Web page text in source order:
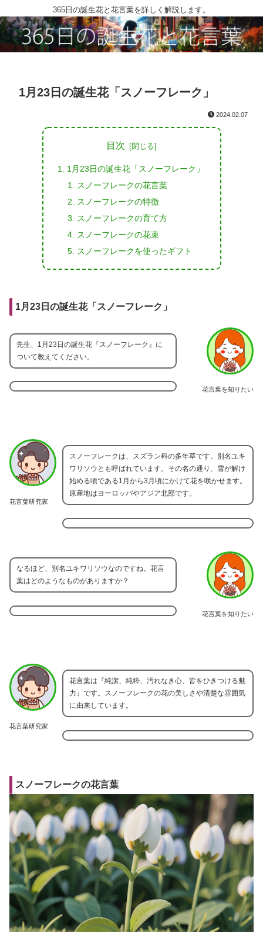
365日の誕生花と花言葉を詳しく解説します。
1月23日の誕生花「スノーフレーク」
2024.02.07
目次
1月23日の誕生花「スノーフレーク」
スノーフレークの花言葉
スノーフレークの特徴
スノーフレークの育て方
スノーフレークの花束
スノーフレークを使ったギフト
1月23日の誕生花「スノーフレーク」
花言葉を知りたい
先生、1月23日の誕生花『スノーフレーク』に
ついて教えてください。
花言葉研究家
スノーフレークは、スズラン科の多年草です。別名ユキ
ワリソウとも呼ばれています。その名の通り、雪が解け
始める頃である1月から3月頃にかけて花を咲かせます。
原産地はヨーロッパやアジア北部です。
花言葉を知りたい
なるほど、別名ユキワリソウなのですね。花言
葉はどのようなものがありますか？
花言葉研究家
花言葉は『純潔、純粋、汚れなき心、皆をひきつける魅
力』です。スノーフレークの花の美しさや清楚な雰囲気
に由来しています。
スノーフレークの花言葉